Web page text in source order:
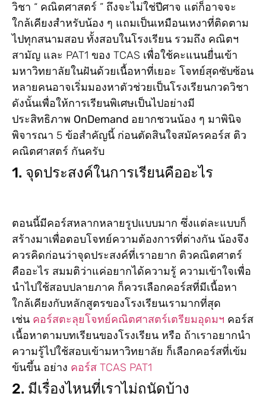
วิชา “ คณิตศาสตร์ ” ถึงจะไม่ใช่ปีศาจ แต่ก็อาจจะ
ใกล้เคียงสำหรับน้อง ๆ แถมเป็นเหมือนเหงาที่ติดตาม
ไปทุกสนามสอบ ทั้งสอบในโรงเรียน รวมถึง คณิตฯ
สามัญ และ PAT1 ของ TCAS เพื่อใช้คะแนนยื่นเข้า
มหาวิทยาลัยในฝันด้วยเนื้อหาที่เยอะ โจทย์สุดซับซ้อน
หลายคนอาจเริ่มมองหาตัวช่วยเป็นโรงเรียนกวดวิชา
ดังนั้นเพื่อให้การเรียนพิเศษเป็นไปอย่างมี
ประสิทธิภาพ OnDemand อยากชวนน้อง ๆ มาพินิจ
พิจารณา 5 ข้อสำคัญนี้ ก่อนตัดสินใจสมัครคอร์ส ติว
คณิตศาสตร์ กันครับ
1. จุดประสงค์ในการเรียนคืออะไร
ตอนนี้มีคอร์สหลากหลายรูปแบบมาก ซึ่งแต่ละแบบก็
สร้างมาเพื่อตอบโจทย์ความต้องการที่ต่างกัน น้องจึง
ควรคิดก่อนว่าจุดประสงค์ที่เราอยาก ติวคณิตศาตร์
คืออะไร สมมติว่าแค่อยากได้ความรู้ ความเข้าใจเพื่อ
นำไปใช้สอบปลายภาค ก็ควรเลือกคอร์สที่มีเนื้อหา
ใกล้เคียงกับหลักสูตรของโรงเรียนเรามากที่สุด
เช่น คอร์สตะลุยโจทย์คณิตศาสตร์เตรียมอุดมฯ คอร์ส
เนื้อหาตามบทเรียนของโรงเรียน หรือ ถ้าเราอยากนำ
ความรู้ไปใช้สอบเข้ามหาวิทยาลัย ก็เลือกคอร์สที่เข้ม
ข้นขึ้น อย่าง คอร์ส TCAS PAT1
2. มีเรื่องไหนที่เราไม่ถนัดบ้าง